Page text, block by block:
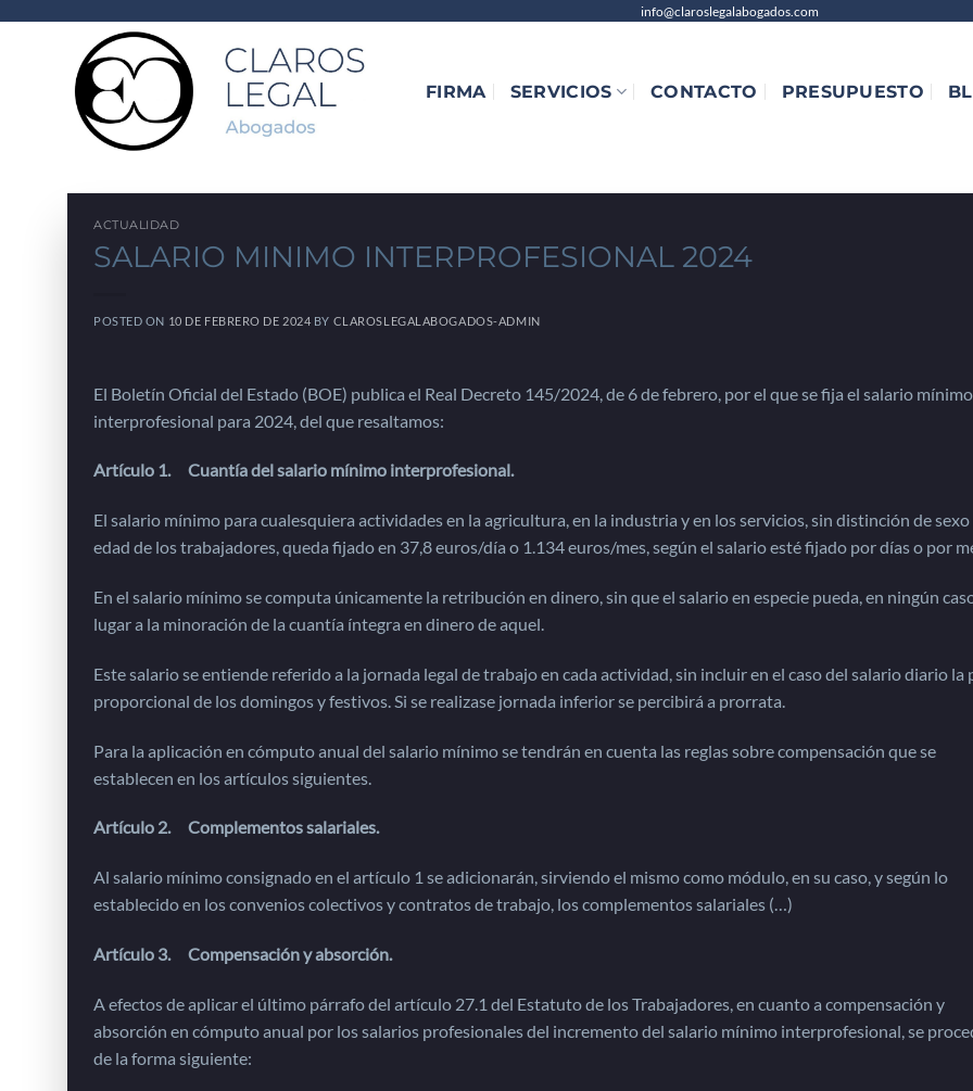
info@claroslegalabogados.com
FIRMA SERVICIOS CONTACTO PRESUPUESTO
ACTUALIDAD
SALARIO MINIMO INTERPROFESIONAL 2024
POSTED ON 10 DE FEBRERO DE 2024 BY CLAROSLEGALABOGADOS-ADMIN
El Boletín Oficial del Estado (BOE) publica el Real Decreto 145/2024, de 6 de febrero, por el que se fija el salario mínimo
interprofesional para 2024, del que resaltamos:
Artículo 1. Cuantía del salario mínimo interprofesional.
El salario mínimo para cualesquiera actividades en la agricultura, en la industria y en los servicios, sin distinción de sexo
edad de los trabajadores, queda fijado en 37,8 euros/día o 1.134 euros/mes, según el salario esté fijado por días o por
En el salario mínimo se computa únicamente la retribución en dinero, sin que el salario en especie pueda, en ningún
lugar a la minoración de la cuantía íntegra en dinero de aquel.
Este salario se entiende referido a la jornada legal de trabajo en cada actividad, sin incluir en el caso del salario diario la
proporcional de los domingos y festivos. Si se realizase jornada inferior se percibirá a prorrata.
Para la aplicación en cómputo anual del salario mínimo se tendrán en cuenta las reglas sobre compensación que se
establecen en los artículos siguientes.
Artículo 2. Complementos salariales.
Al salario mínimo consignado en el artículo 1 se adicionarán, sirviendo el mismo como módulo, en su caso, y según lo
establecido en los convenios colectivos y contratos de trabajo, los complementos salariales (…)
Artículo 3. Compensación y absorción.
A efectos de aplicar el último párrafo del artículo 27.1 del Estatuto de los Trabajadores, en cuanto a compensación y
absorción en cómputo anual por los salarios profesionales del incremento del salario mínimo interprofesional, se
de la forma siguiente: